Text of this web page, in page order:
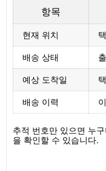
항목
현재 위치
배송 상태
예상 도착일
배송 이력
추적 번호만 있으면 누
을 확인할 수 있습니다.